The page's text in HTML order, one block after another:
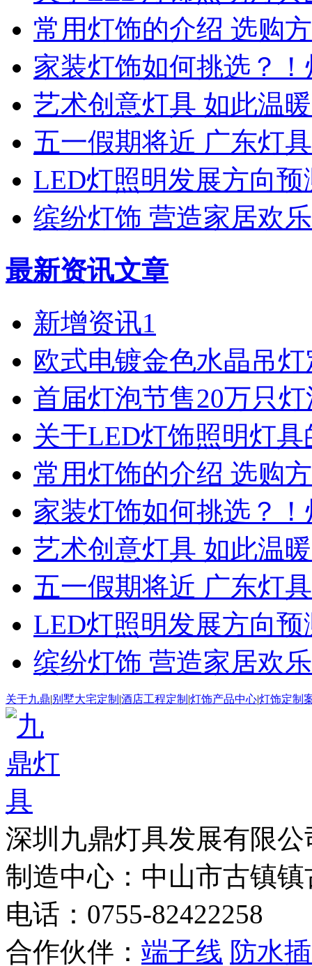
常用灯饰的介绍 选购
家装灯饰如何挑选？
艺术创意灯具 如此温暖
五一假期将近 广东灯
LED灯照明发展方向预
缤纷灯饰 营造家居欢
最新资讯文章
新增资讯1
欧式电镀金色水晶吊
首届灯泡节售20万只
关于LED灯饰照明灯具
常用灯饰的介绍 选购
家装灯饰如何挑选？
艺术创意灯具 如此温暖
五一假期将近 广东灯
LED灯照明发展方向预
缤纷灯饰 营造家居欢
关于九鼎|别墅大宅定制 |酒店工程定制 |灯饰产品中心|灯饰定制
深圳九鼎灯具发展有
制造中心：中山市古镇
电话：0755-
合作伙伴： 端子线 防水